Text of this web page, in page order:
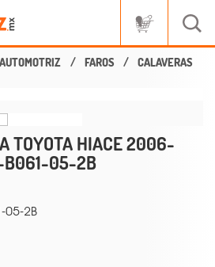
FAROS CALAVERAS
TOYOTA HIACE 2006-
B061-05-2B
05-2B